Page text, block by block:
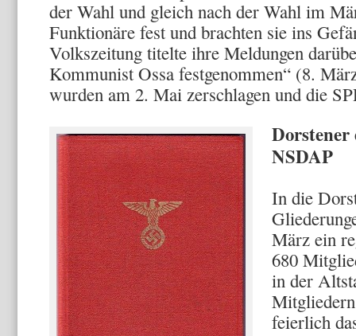
der Wahl und gleich nach der Wahl im
Funktionäre fest und brachten sie ins
Volkszeitung titelte ihre Meldungen
Kommunist Ossa festgenommen“ (8.
wurden am 2. Mai zerschlagen und die
Dorstener
NSDAP
In die
März ein
680
in der
feierlich